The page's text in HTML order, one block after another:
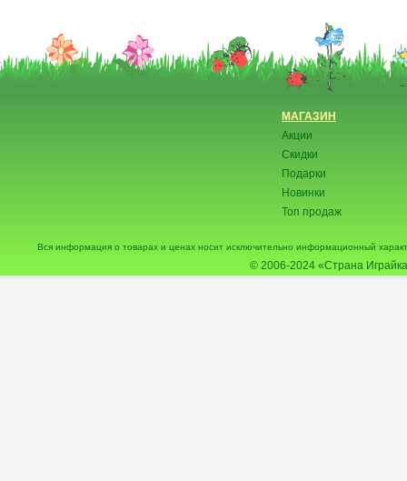
МАГАЗИН
Акции
Скидки
Подарки
Новинки
Топ продаж
Вся информация о товарах и ценах носит исключительно информационный
© 2006-2024 «Страна